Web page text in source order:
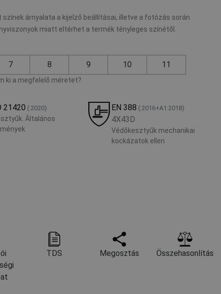
árnyalata a kijelző beállításai, illetve a fotózás során
miatt eltérhet a termék tényleges színétől.
7 8 9 10 11
ki a megfelelő méretet?
21420 (:2020)
Általános
EN 388 (:2016+A1:2018)
4X43D
Védőkesztyűk mechanikai
kockázatok ellen
TDS Megosztás Összehasonlítás